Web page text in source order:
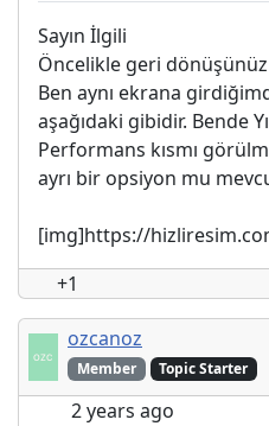
Sayın İlgili
Öncelikle geri
Ben aynı ekrana
aşağıdaki gibidir. Bende
Performans kısmı
ayrı bir opsiyon mu
[img]https://
+1
ozcanoz
Member Topic Starter
2 years ago